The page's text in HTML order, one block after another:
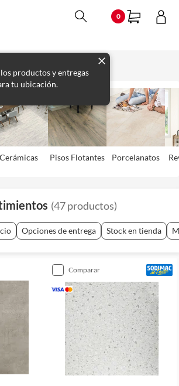
0
productos y entregas
tu ubicación.
Cerámicas Pisos Flotantes Porcelanatos
(47productos)
Opciones de entrega Stock en tienda
comparar